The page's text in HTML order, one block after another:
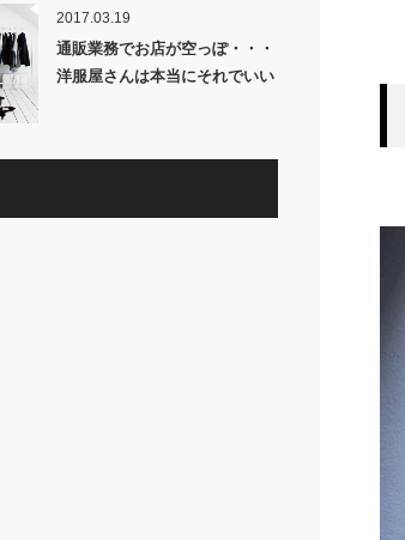
2017.03.19
通販業務でお店が空っぽ・・・
洋服屋さんは本当にそれでいい